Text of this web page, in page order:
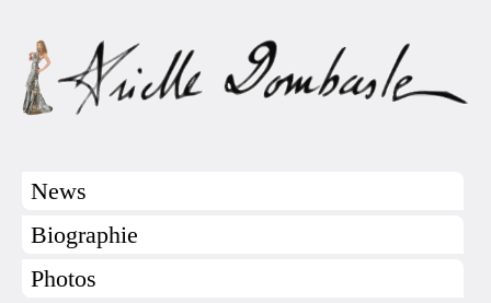
News
Biographie
Photos